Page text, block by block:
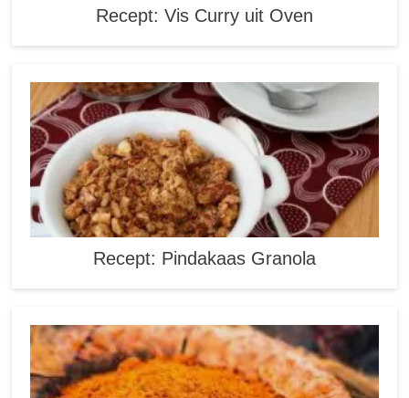
Recept: Vis Curry uit Oven
Recept: Pindakaas Granola